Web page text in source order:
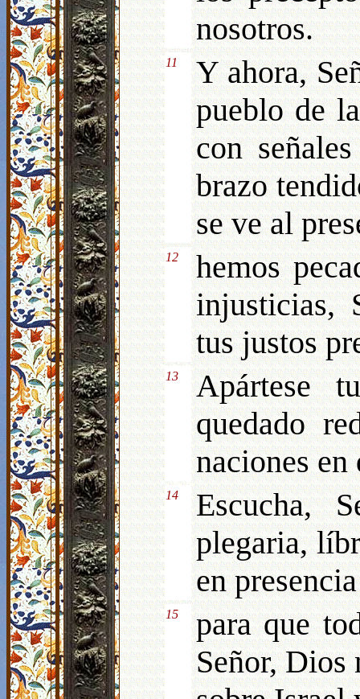
nosotros.
11
Y ahora,
pueblo de
con
brazo
se ve al
12
hemos
injusticias,
tus justos
13
Apártese
quedado
naciones en
14
Escucha,
plegaria,
en
15
para que
Señor, Dios